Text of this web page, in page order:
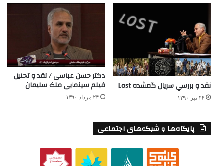
نقد و بررسي سريال گمشده Lost
۲۶ تیر ۱۳۹۰
دکتر حسن عباسی / نقد و تحلیل
فیلم سینمایی ملک سلیمان
۲۴ مرداد ۱۳۹۰
پایگاه‌ها و شبکه‌های اجتماعی